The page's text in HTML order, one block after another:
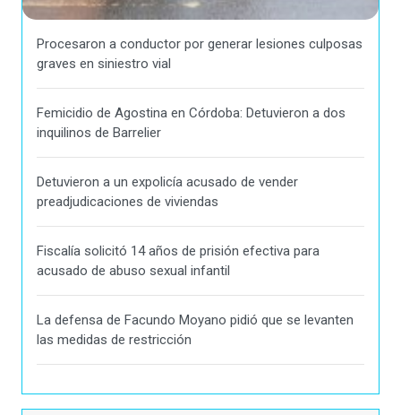
Procesaron a conductor por generar lesiones culposas
graves en siniestro vial
Femicidio de Agostina en Córdoba: Detuvieron a dos
inquilinos de Barrelier
Detuvieron a un expolicía acusado de vender
preadjudicaciones de viviendas
Fiscalía solicitó 14 años de prisión efectiva para
acusado de abuso sexual infantil
La defensa de Facundo Moyano pidió que se levanten
las medidas de restricción